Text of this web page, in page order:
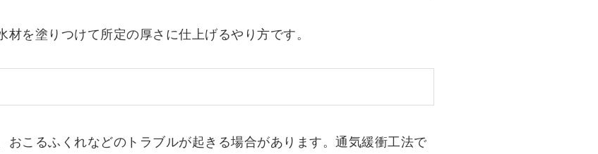
を塗りつけて所定の厚さに仕上げるやり方です。
おこるふくれなどのトラブルが起きる場合があります。通気緩衝工法で